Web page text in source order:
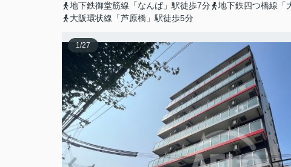
地下鉄御堂筋線「なんば」駅徒歩7分
地下鉄四つ橋線「
大阪環状線「芦原橋」駅徒歩5分
1/27